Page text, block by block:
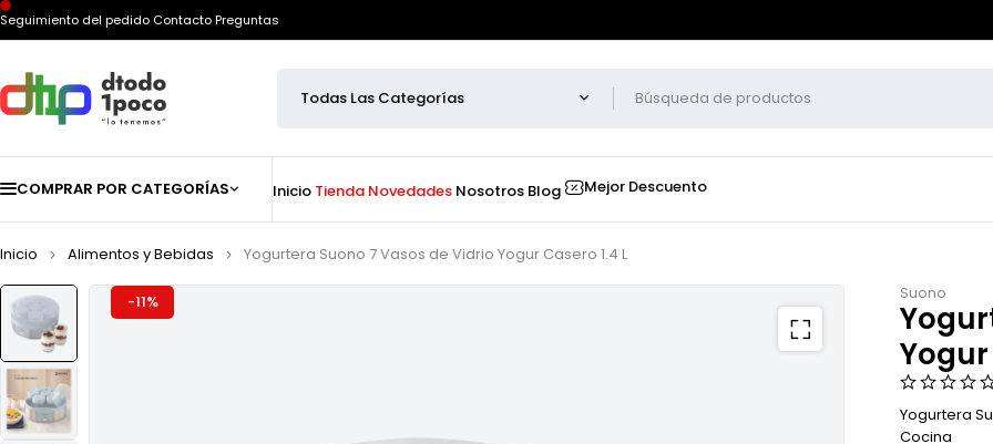
Seguimiento del pedido ContactoPreguntas
COMPRAR POR CATEGORÍAS Inicio Tienda Novedades Nosotros Blog Mejor Descuento
Inicio Alimentos y Bebidas Yogurtera Suono 7 Vasos de Vidrio Yogur Casero 1.4 L
-11% Suono
Yogur
Yogurtera
Cocina